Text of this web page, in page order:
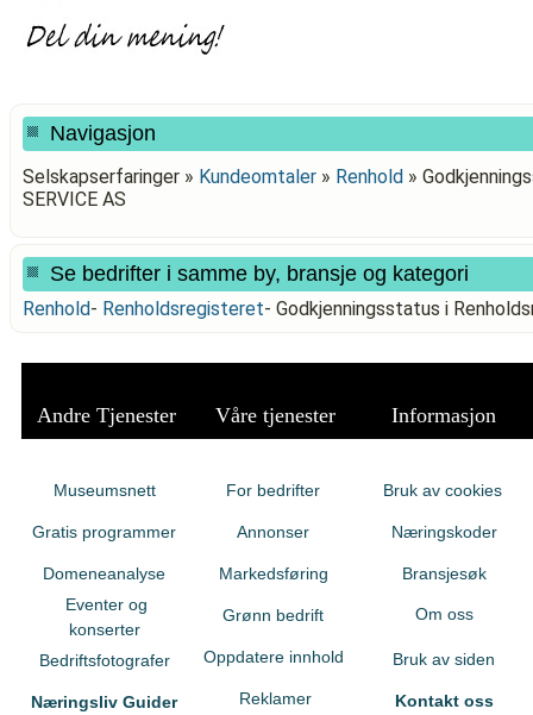
Navigasjon
Selskapserfaringer » Kundeomtaler » Renhold »
SERVICE AS
Se bedrifter i samme by, bransje og kategori
Renhold- Renholdsregisteret- Godkjenningsstatus i
Andre Tjenester Våre tjenester Informasjon
Museumsnett
Gratis programmer
Domeneanalyse
Eventer og
konserter
Bedriftsfotografer
Næringsliv Guider
For bedrifter
Annonser
Markedsføring
Grønn bedrift
Oppdatere innhold
Reklamer
Bruk av cookies
Næringskoder
Bransjesøk
Om oss
Bruk av siden
Kontakt oss